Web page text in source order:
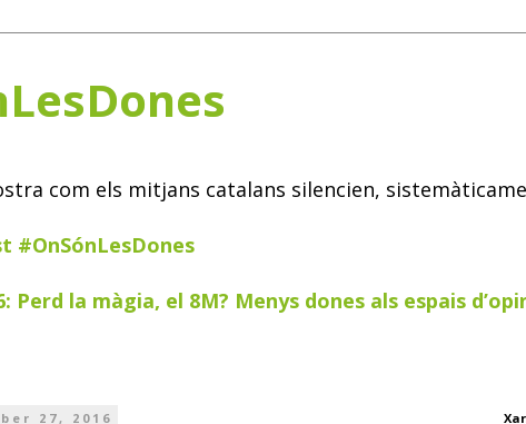
com els mitjans catalans silencien,
#OnSónLesDones
Perd la màgia, el 8M? Menys dones als espais
27, 2016